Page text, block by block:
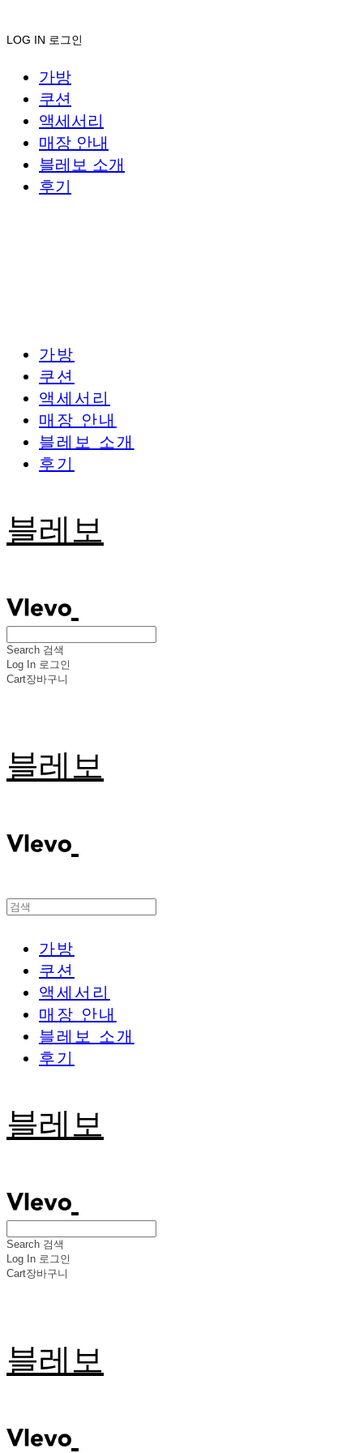
LOG IN 로그인
가방
쿠션
액세서리
매장 안내
블레보 소개
후기
가방
쿠션
액세서리
매장 안내
블레보 소개
후기
블레보
Search 검색
Log In 로그인
Cart장바구니
블레보
가방
쿠션
액세서리
매장 안내
블레보 소개
후기
블레보
Search 검색
Log In 로그인
Cart장바구니
블레보